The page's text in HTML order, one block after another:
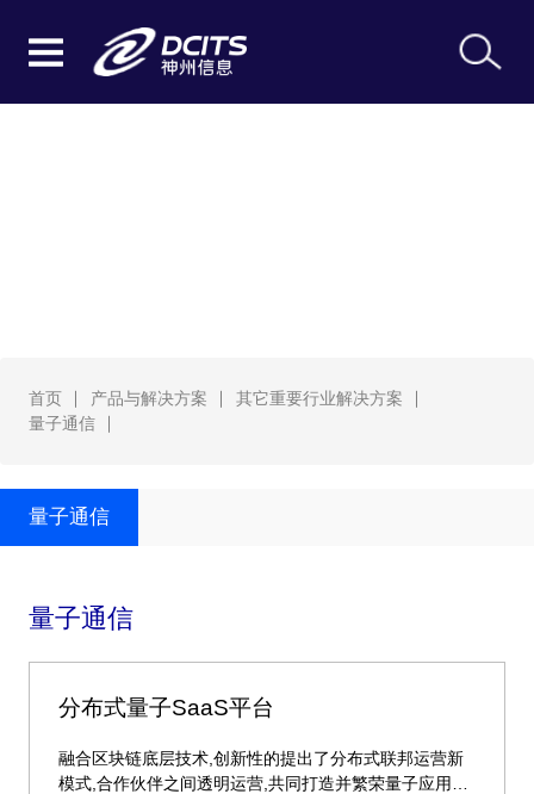
首页 产品与解决方案
其它重要行业解决方案
量子通信
量子通信
量子通信
分布式量子SaaS平台
融合区块链底层技术,创新性的提出了分布式联邦运营新
模式,合作伙伴之间透明运营,共同打造并繁荣量子应用生